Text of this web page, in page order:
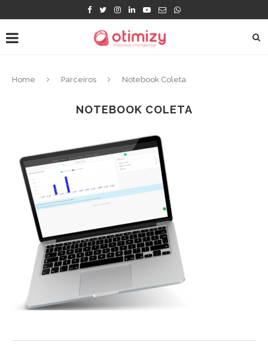
Home Parceiros Notebook Coleta
NOTEBOOK COLETA